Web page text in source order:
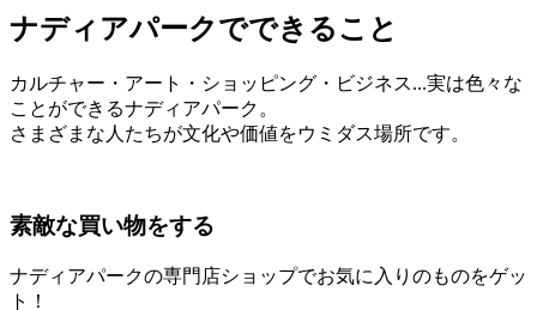
ナディアパークでできること
カルチャー・アート・ショッピング・ビジネス...実は色々な
ことができるナディアパーク。
さまざまな人たちが文化や価値をウミダス場所です。
素敵な買い物をする
ナディアパークの専門店ショップでお気に入りのものをゲッ
ト！